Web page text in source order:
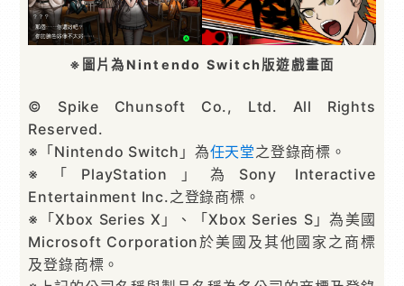
※圖片為Nintendo Switch版遊戲畫面
© Spike Chunsoft Co., Ltd. All Rights
Reserved.
※「Nintendo Switch」為任天堂之登錄商標。
※「PlayStation」為Sony Interactive
Entertainment Inc.之登錄商標。
※「Xbox Series X」、「Xbox Series S」為美國
Microsoft Corporation於美國及其他國家之商標
及登錄商標。